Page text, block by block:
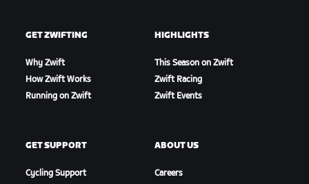
GET ZWIFTING
Why Zwift
How Zwift Works
Running on Zwift
HIGHLIGHTS
This Season on Zwift
Zwift Racing
Zwift Events
GET SUPPORT
Cycling Support
ABOUT US
Careers